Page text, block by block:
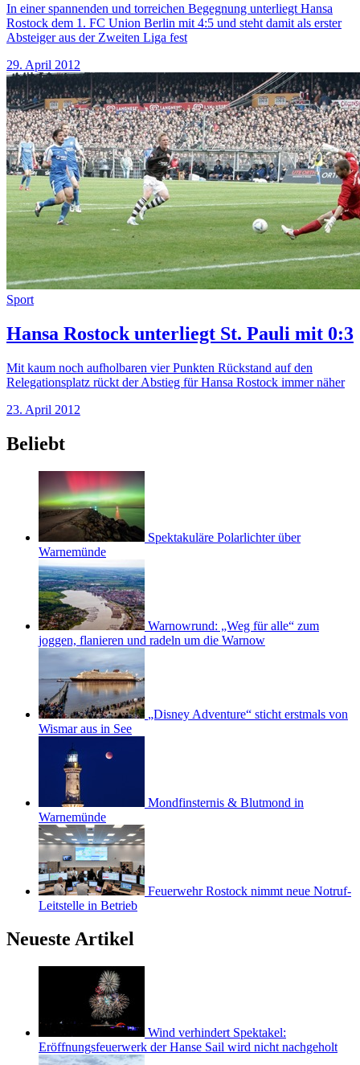
In einer spannenden und torreichen Begegnung unterliegt Hansa
Rostock dem 1. FC Union Berlin mit 4:5 und steht damit als erster
Absteiger aus der Zweiten Liga fest
29. April 2012
Sport
Hansa Rostock unterliegt St. Pauli mit 0:3
Mit kaum noch aufholbaren vier Punkten Rückstand auf den
Relegationsplatz rückt der Abstieg für Hansa Rostock immer näher
23. April 2012
Beliebt
Spektakuläre Polarlichter über
Warnemünde
Warnowrund: „Weg für alle“ zum
joggen, flanieren und radeln um die Warnow
„Disney Adventure“ sticht erstmals von
Wismar aus in See
Mondfinsternis & Blutmond in
Warnemünde
Feuerwehr Rostock nimmt neue Notruf-
Leitstelle in Betrieb
Neueste Artikel
Wind verhindert Spektakel:
Eröffnungsfeuerwerk der Hanse Sail wird nicht nachgeholt